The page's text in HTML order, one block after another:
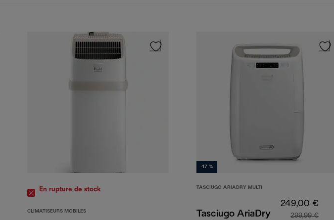
En rupture de stock
CLIMATISEURS MOBILES
-17 %
TASCIUGO ARIADRY MULTI
Tasciugo AriaDry
249,00 €
299,99 €